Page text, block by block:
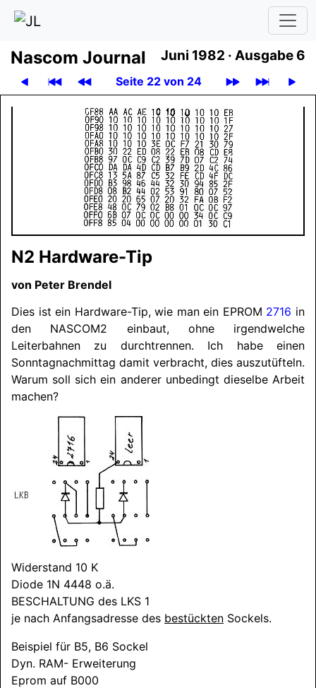
Nascom Journal Juni 1982 · Ausgabe 6
Seite 22 von 24
N2 Hardware-Tip
von Peter Brendel
Dies ist ein Hardware-Tip, wie man ein EPROM 2716 in
den NASCOM2 einbaut, ohne irgendwelche
Leiterbahnen zu durchtrennen. Ich habe einen
Sonntagnachmittag damit verbracht, dies auszutüfteln.
Warum soll sich ein anderer unbedingt dieselbe Arbeit
machen?
Widerstand 10 K
Diode 1N 4448 o.ä.
BESCHALTUNG des LKS 1
je nach Anfangsadresse des bestückten Sockels.
Beispiel für B5, B6 Sockel
Dyn. RAM- Erweiterung
Eprom auf B000